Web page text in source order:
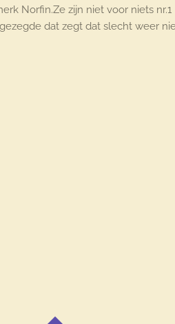
Norfin.Ze zijn niet voor niets
dat zegt dat slecht weer